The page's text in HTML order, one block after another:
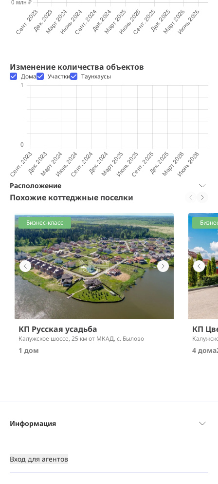
Изменение количества объектов
Дома Участки Таунхаусы
Расположение
Похожие коттеджные поселки
Бизнес-класс
КП Русская усадьба
Калужское шоссе, 25 км от МКАД, с. Былово
1 дом
КП
4 дома
Информация
Вход для агентов